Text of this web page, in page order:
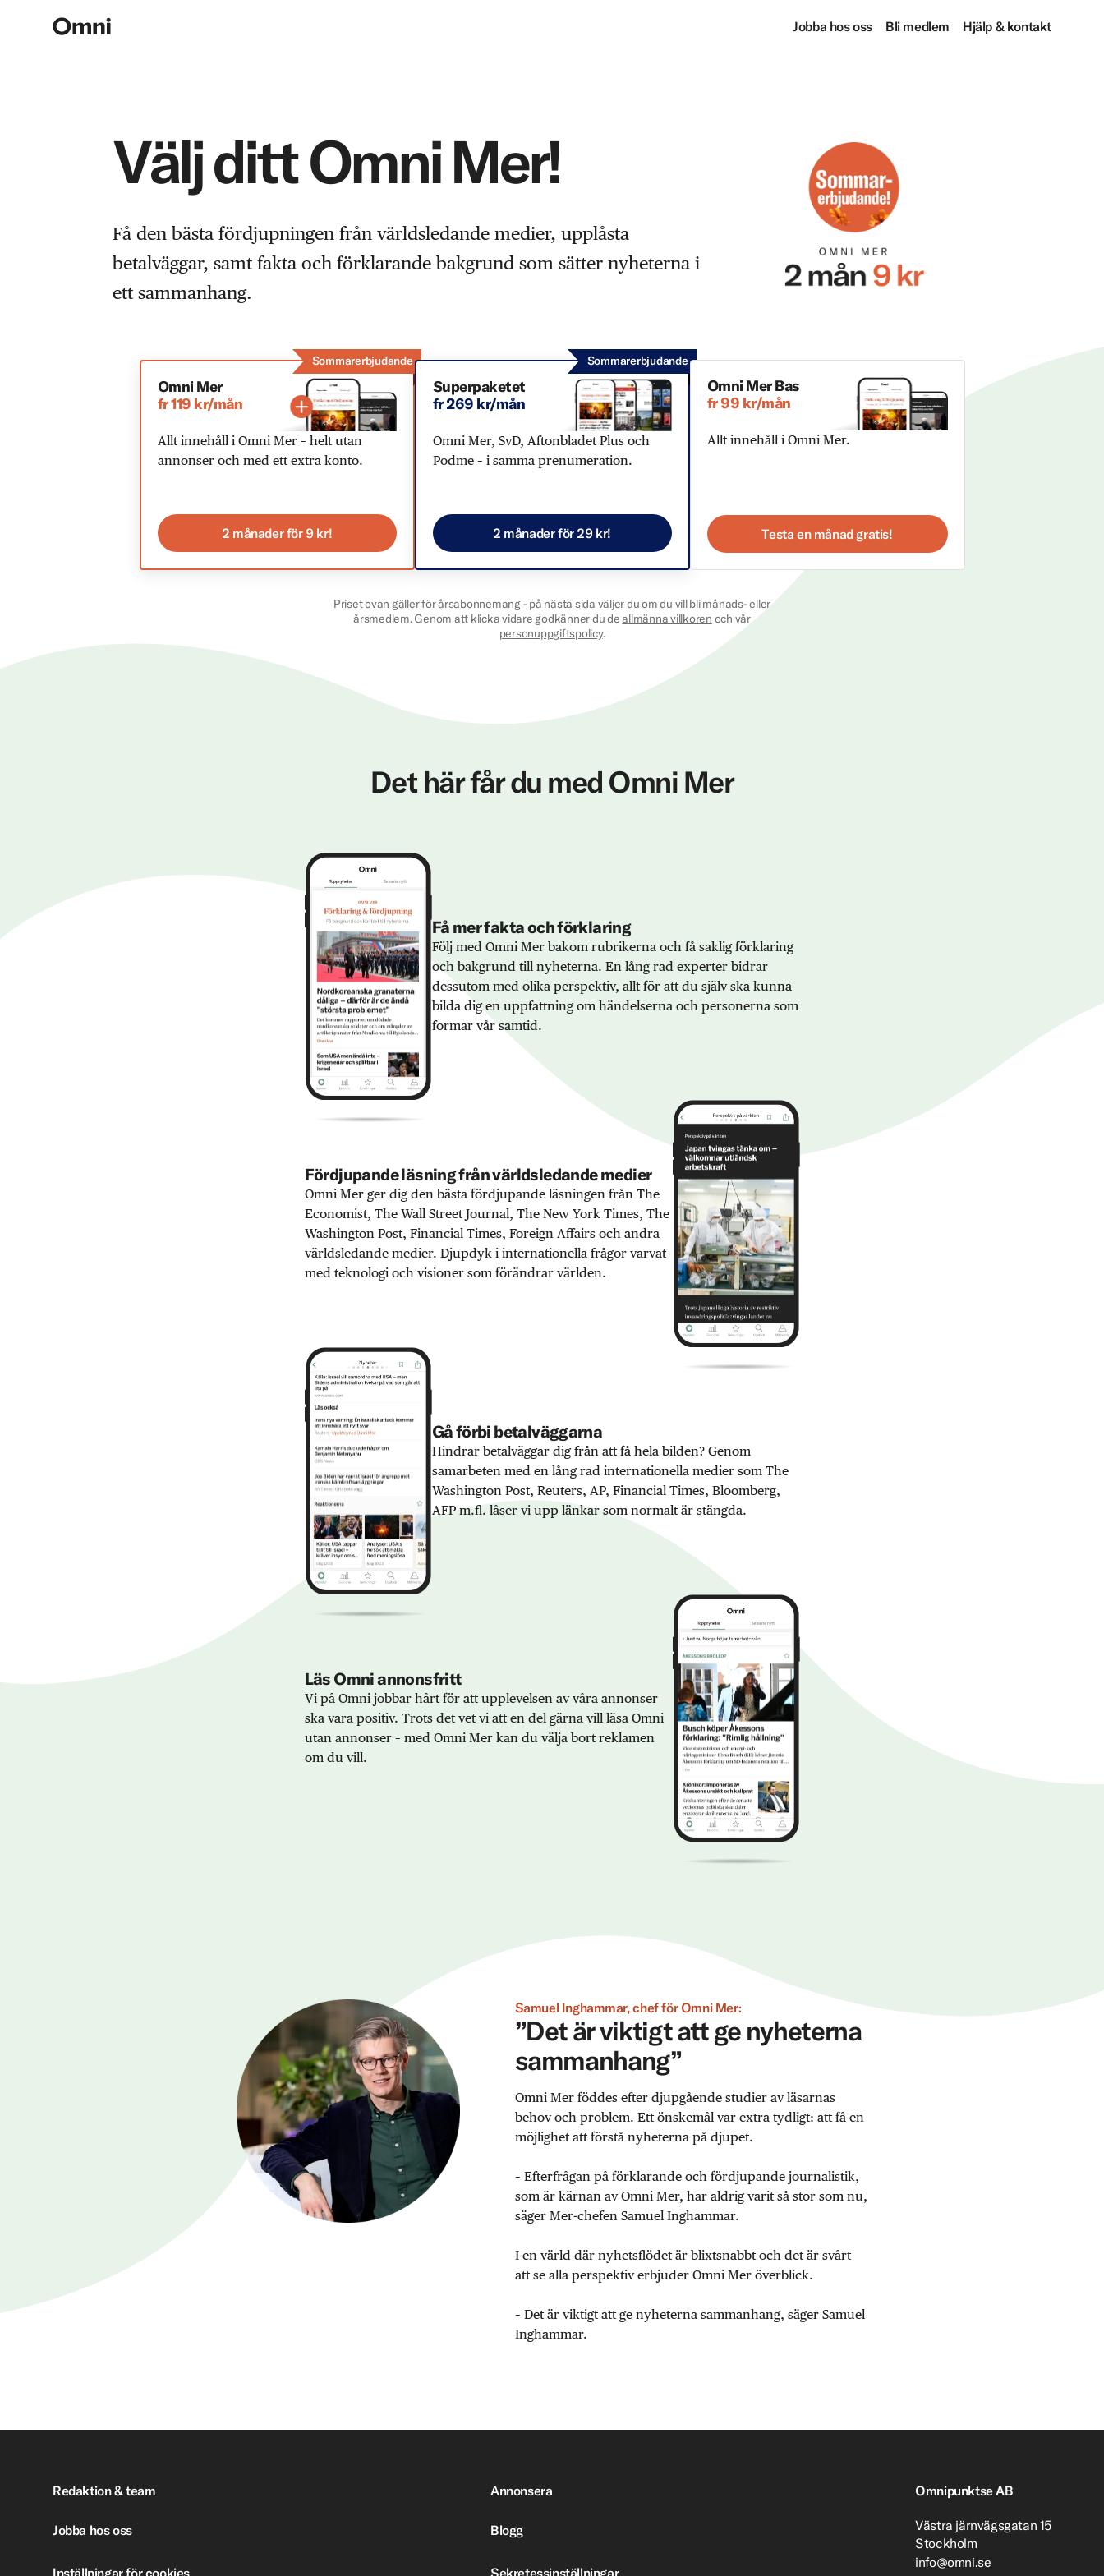
Jobba hos oss Bli medlem Hjälp & kontakt
Välj ditt Omni Mer!
Få den bästa fördjupningen från världsledande medier, upplåsta
betalväggar, samt fakta och förklarande bakgrund som sätter nyheterna i
ett sammanhang.
Sommarerbjudande
Omni Mer
fr 119 kr/mån
Allt innehåll i Omni Mer – helt utan
annonser och med ett extra konto.
2 månader för 9 kr!
Sommarerbjudande
Superpaketet
fr 269 kr/mån
Omni Mer, SvD, Aftonbladet Plus och
Podme – i samma prenumeration.
2 månader för 29 kr!
Omni Mer Bas
fr 99 kr/mån
Allt innehåll i Omni Mer.
Testa en månad gratis!
Priset ovan gäller för årsabonnemang - på nästa sida väljer du om du vill bli månads- eller
årsmedlem. Genom att klicka vidare godkänner du deallmänna villkoren och vår
personuppgiftspolicy.
Det här får du med Omni Mer
Få mer fakta och förklaring
Följ med Omni Mer bakom rubrikerna och få saklig förklaring
och bakgrund till nyheterna. En lång rad experter bidrar
dessutom med olika perspektiv, allt för att du själv ska kunna
bilda dig en uppfattning om händelserna och personerna som
formar vår samtid.
Fördjupande läsning från världsledande medier
Omni Mer ger dig den bästa fördjupande läsningen från The
Economist, The Wall Street Journal, The New York Times, The
Washington Post, Financial Times, Foreign Affairs och andra
världsledande medier. Djupdyk i internationella frågor varvat
med teknologi och visioner som förändrar världen.
Gå förbi betalväggarna
Hindrar betalväggar dig från att få hela bilden? Genom
samarbeten med en lång rad internationella medier som The
Washington Post, Reuters, AP, Financial Times, Bloomberg,
AFP m.fl. låser vi upp länkar som normalt är stängda.
Läs Omni annonsfritt
Vi på Omni jobbar hårt för att upplevelsen av våra annonser
ska vara positiv. Trots det vet vi att en del gärna vill läsa Omni
utan annonser – med Omni Mer kan du välja bort reklamen
om du vill.
Samuel Inghammar, chef för Omni Mer:
”Det är viktigt att ge nyheterna
sammanhang”
Omni Mer föddes efter djupgående studier av läsarnas
behov och problem. Ett önskemål var extra tydligt: att få en
möjlighet att förstå nyheterna på djupet.
– Efterfrågan på förklarande och fördjupande journalistik,
som är kärnan av Omni Mer, har aldrig varit så stor som nu,
säger Mer-chefen Samuel Inghammar.
I en värld där nyhetsflödet är blixtsnabbt och det är svårt
att se alla perspektiv erbjuder Omni Mer överblick.
– Det är viktigt att ge nyheterna sammanhang, säger Samuel
Inghammar.
Redaktion & team Annonsera
Jobba hos oss Blogg
Inställningar för cookies Sekretessinställningar
Omnipunktse AB
Västra järnvägsgatan 15
Stockholm
info@omni.se